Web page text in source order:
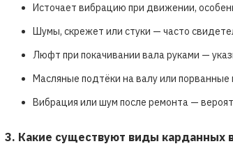
Источает вибрацию при движении,
Шумы, скрежет или стуки — часто
Люфт при покачивании вала руками —
Масляные подтёки на валу или порванные
Вибрация или шум после ремонта —
3. Какие существуют виды карданных